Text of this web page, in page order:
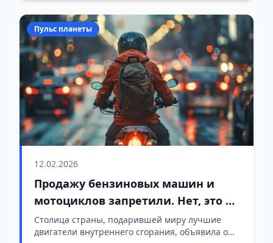
Пульс планеты
12.02.2026
Продажу бензиновых машин и
мотоциклов запретили. Нет, это не
Норвегия
Столица страны, подарившей миру лучшие
двигатели внутреннего сгорания, объявила о